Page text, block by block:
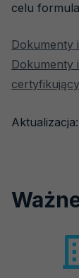
celu
Dokumenty
Dokumenty